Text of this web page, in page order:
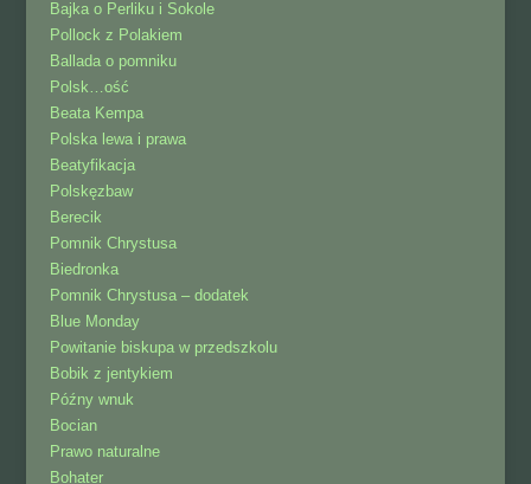
Bajka o Perliku i Sokole
Pollock z Polakiem
Ballada o pomniku
Polsk…ość
Beata Kempa
Polska lewa i prawa
Beatyfikacja
Polskęzbaw
Berecik
Pomnik Chrystusa
Biedronka
Pomnik Chrystusa – dodatek
Blue Monday
Powitanie biskupa w przedszkolu
Bobik z jentykiem
Późny wnuk
Bocian
Prawo naturalne
Bohater